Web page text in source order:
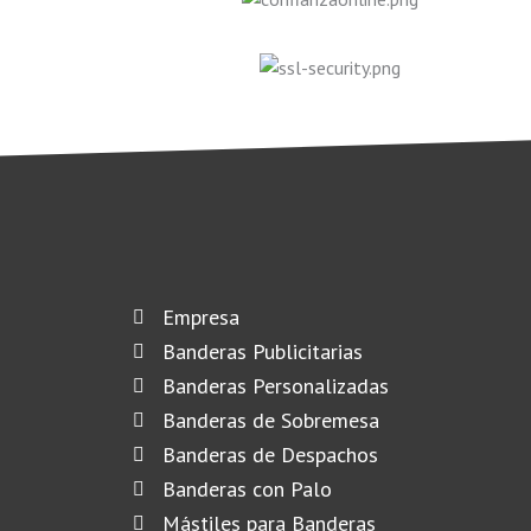
Empresa
Banderas Publicitarias
Banderas Personalizadas
Banderas de Sobremesa
Banderas de Despachos
Banderas con Palo
Mástiles para Banderas